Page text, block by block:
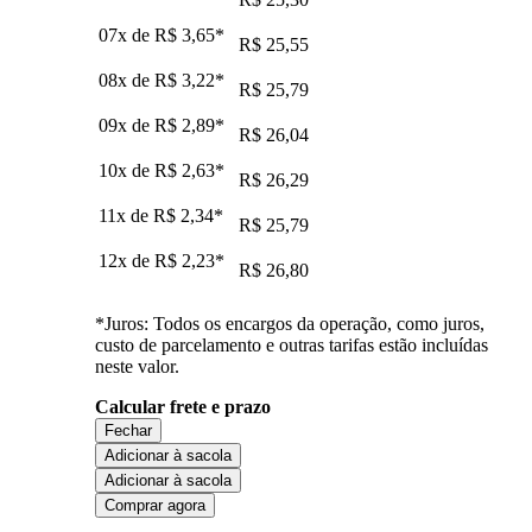
07x de R$ 3,65*
R$ 25,55
08x de R$ 3,22*
R$ 25,79
09x de R$ 2,89*
R$ 26,04
10x de R$ 2,63*
R$ 26,29
11x de R$ 2,34*
R$ 25,79
12x de R$ 2,23* R$ 26,80
*Juros: Todos os encargos da operação, como juros,
custo de parcelamento e outras tarifas estão incluídas
neste valor.
Calcular frete e prazo
Fechar
Adicionar à sacola
Adicionar à sacola
Comprar agora